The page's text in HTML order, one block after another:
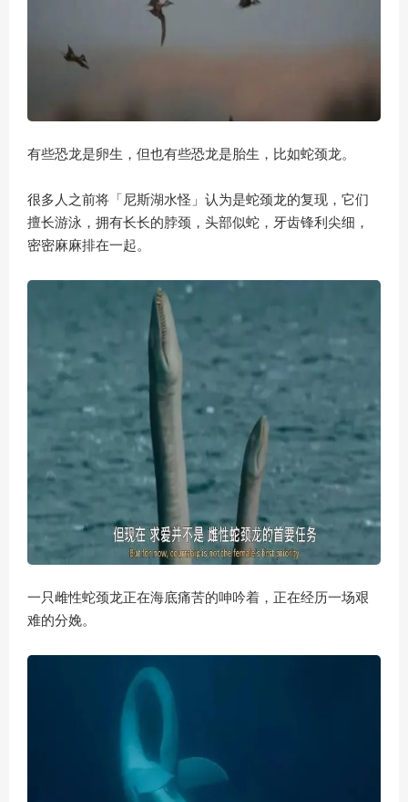
有些恐龙是卵生，但也有些恐龙是胎生，比如蛇颈龙。
很多人之前将「尼斯湖水怪」认为是蛇颈龙的复现，它们
擅长游泳，拥有长长的脖颈，头部似蛇，牙齿锋利尖细，
密密麻麻排在一起。
一只雌性蛇颈龙正在海底痛苦的呻吟着，正在经历一场艰
难的分娩。